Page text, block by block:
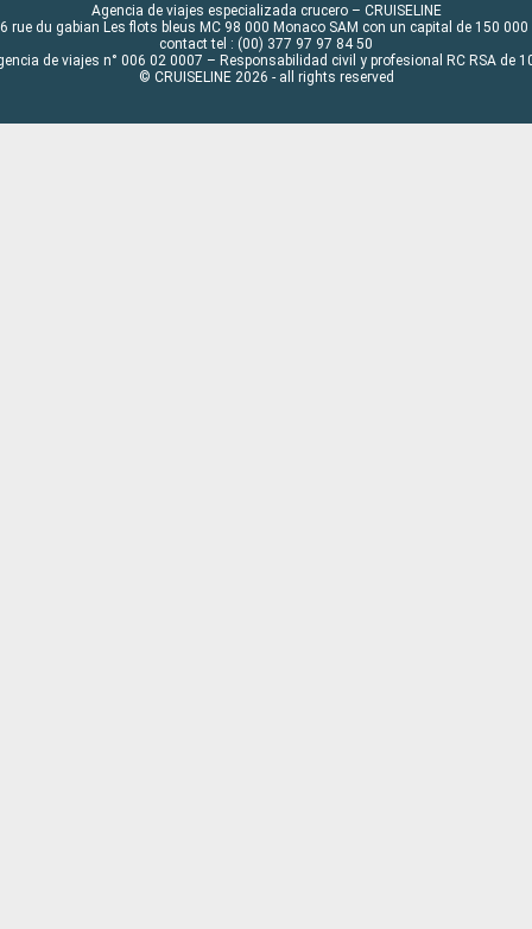
Agencia de viajes especializada crucero – CRUISELINE
rue du gabian Les flots bleus MC 98 000 Monaco SAM con un capital de 150 000
contact tel : (00) 377 97 97 84 50
de viajes n° 006 02 0007 – Responsabilidad civil y profesional RC RSA de
© CRUISELINE 2026 - all rights reserved